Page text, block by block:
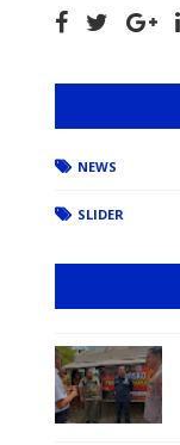
NEWS
SLIDER